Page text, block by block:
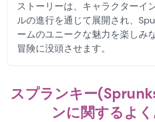
ストーリーは、キャラクターイ
ルの進行を通じて展開され、
ームのユニークな魅力を楽しみ
冒険に没頭させます。
スプランキー
ンに関するよ